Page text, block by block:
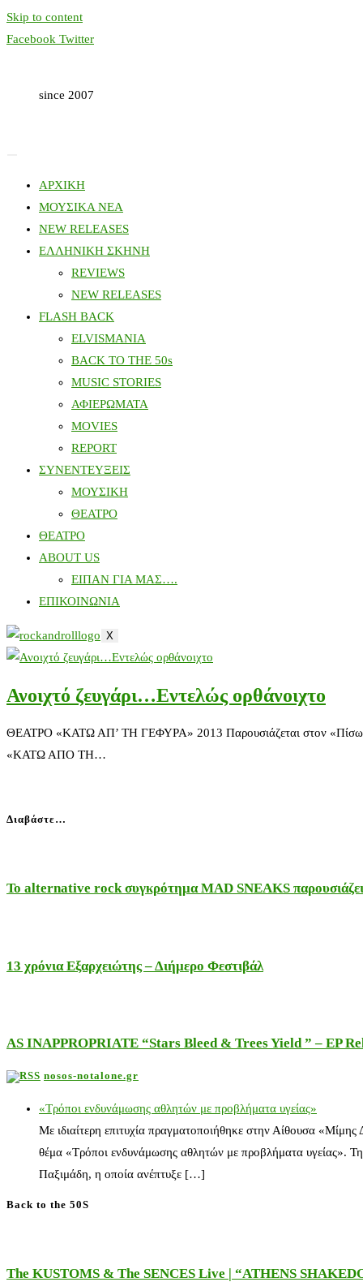
Skip to content
Facebook Twitter
since 2007
ΑΡΧΙΚΗ
ΜΟΥΣΙΚΑ ΝΕΑ
NEW RELEASES
ΕΛΛΗΝΙΚΗ ΣΚΗΝΗ
REVIEWS
NEW RELEASES
FLASH BACK
ELVISMANIA
BACK TO THE 50s
MUSIC STORIES
ΑΦΙΕΡΩΜΑΤΑ
MOVIES
REPORT
ΣΥΝΕΝΤΕΥΞΕΙΣ
ΜΟΥΣΙΚΗ
ΘΕΑΤΡΟ
ΘΕΑΤΡΟ
ABOUT US
ΕΙΠΑΝ ΓΙΑ ΜΑΣ….
ΕΠΙΚΟΙΝΩΝΙΑ
X
Ανοιχτό ζευγάρι…Εντελώς ορθάνοιχτο
ΘΕΑΤΡΟ «ΚΑΤΩ ΑΠ’ ΤΗ ΓΕΦΥΡΑ» 2013 Παρουσιάζεται στον
«ΚΑΤΩ ΑΠΟ ΤΗ…
Διαβάστε…
Το alternative rock συγκρότημα MAD SNEAKS
13 χρόνια Εξαρχειώτης – Διήμερο Φεστιβάλ
AS INAPPROPRIATE “Stars Bleed & Trees Yield ” – EP
nosos-notalone.gr
«Τρόποι ενδυνάμωσης αθλητών με προβλήματα υγείας»
Με ιδιαίτερη επιτυχία πραγματοποιήθηκε στην Αίθουσα
θέμα «Τρόποι ενδυνάμωσης αθλητών με προβλήματα υγείας».
Παξιμάδη, η οποία ανέπτυξε […]
Back to the 50S
The KUSTOMS & The SENCES Live | “ATHENS